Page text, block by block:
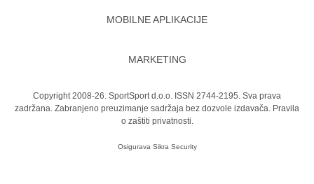
MOBILNE APLIKACIJE
MARKETING
Copyright 2008-26. SportSport d.o.o. ISSN 2744-2195. Sva prava
zadržana. Zabranjeno preuzimanje sadržaja bez dozvole izdavača. Pravila
o zaštiti privatnosti.
Osigurava Sikra Security